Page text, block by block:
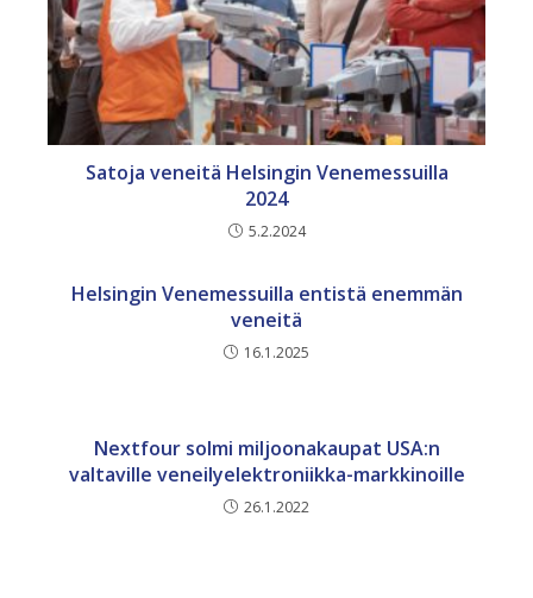
Satoja veneitä Helsingin Venemessuilla
2024
5.2.2024
Helsingin Venemessuilla entistä enemmän
veneitä
16.1.2025
Nextfour solmi miljoonakaupat USA:n
valtaville veneilyelektroniikka-markkinoille
26.1.2022